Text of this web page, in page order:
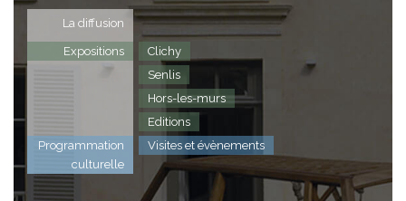
La diffusion
Expositions
Clichy
Senlis
Hors-les-murs
Editions
Programmation
culturelle
Visites et évènements